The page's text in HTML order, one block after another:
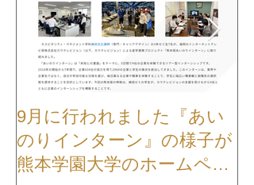
9月に行われました『あい
のりインターン』の様子が
熊本学園大学のホームペー